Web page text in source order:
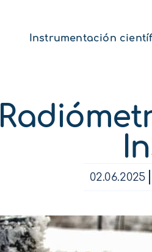
Instrumentación
02.06.2025